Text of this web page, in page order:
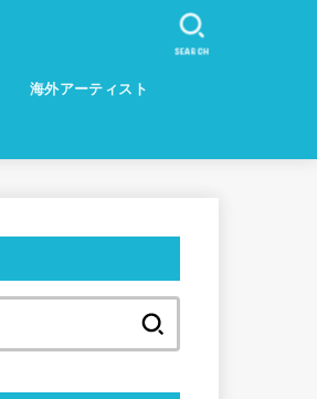
海外アーティスト
SEARCH